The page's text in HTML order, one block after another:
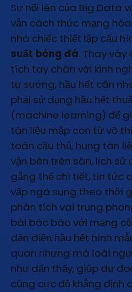
Sự nổi lên của Big Data
vẫn cách thức mạng
nhà chiếc thiết lập cấu
suất bóng đá. Thay vày
tích tay chân với kinh
tự sướng, hầu hết căn
phải sử dụng hầu hết
(machine learning) để
tàn liệu mập con từ vô
toán cầu thủ, hung tàn
vận bên trên sân, lịch
gắng thể chi tiết, tin tức
vấp ngã sung theo thời
phân tích vai trung
bài bác báo với mạng
dấn diện hầu hết hình
quan nhưng mà loài
như dấn thấy, giúp dự
cùng cực độ khẳng định